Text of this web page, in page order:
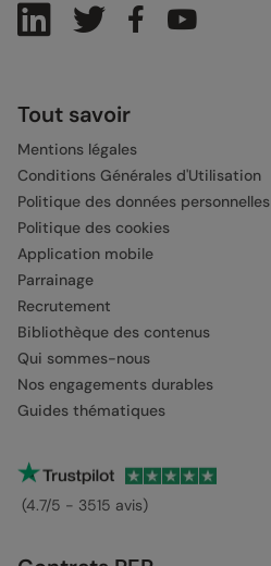
Tout savoir
Mentions légales
Conditions Générales d'Utilisation
Politique des données personnelles
Politique des cookies
Application mobile
Parrainage
Recrutement
Bibliothèque des contenus
Qui sommes-nous
Nos engagements durables
Guides thématiques
(4.7/5 - 3515 avis)